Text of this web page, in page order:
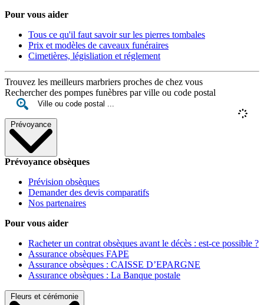
Pour vous aider
Tous ce qu'il faut savoir sur les pierres tombales
Prix et modèles de caveaux funéraires
Cimetières, législiation et réglement
Trouvez les meilleurs marbriers proches de chez vous
Rechercher des pompes funèbres par ville ou code postal
Prévoyance
Prévoyance obsèques
Prévision obsèques
Demander des devis comparatifs
Nos partenaires
Pour vous aider
Racheter un contrat obsèques avant le décès : est-ce possible ?
Assurance obsèques FAPE
Assurance obsèques : CAISSE D’EPARGNE
Assurance obsèques : La Banque postale
Fleurs et cérémonie